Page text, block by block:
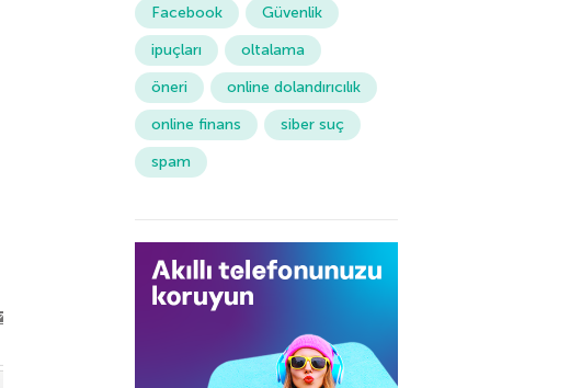
Facebook
Güvenlik
ipuçları
oltalama
öneri
online dolandırıcılık
online finans
siber suç
spam